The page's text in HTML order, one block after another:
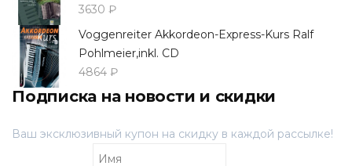
3630 ₽
Voggenreiter Akkordeon-Express-Kurs Ralf
Pohlmeier,inkl. CD
4864 ₽
Подписка на новости и скидки
Ваш эксклюзивный купон на скидку в каждой рассылке!